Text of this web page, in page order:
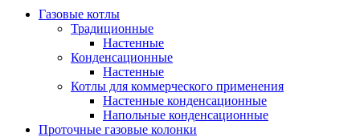
Газовые котлы
Традиционные
Настенные
Конденсационные
Настенные
Котлы для коммерческого применения
Настенные конденсационные
Напольные конденсационные
Проточные газовые колонки